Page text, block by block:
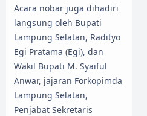
Acara nobar juga dihadiri
langsung oleh Bupati
Lampung Selatan, Radityo
Egi Pratama (Egi), dan
Wakil Bupati M. Syaiful
Anwar, jajaran Forkopimda
Lampung Selatan,
Penjabat Sekretaris